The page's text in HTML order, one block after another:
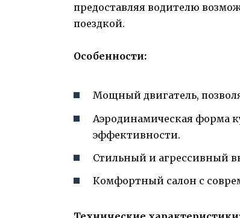
предоставляя водителю
поездкой.
Особенности:
Мощный двигатель,
Аэродинамическая форма
эффективности.
Стильный и агрессивный
Комфортный салон с